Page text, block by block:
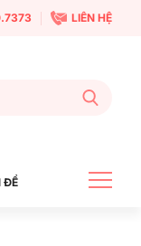
LIÊN HỆ
ĐỀ